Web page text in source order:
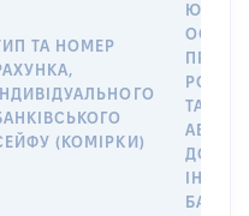
ТА НОМЕР
ІНДИВІДУАЛЬНОГО
(КОМІРКИ)
ПРАВО
ТАКИМ
АБО
ДО